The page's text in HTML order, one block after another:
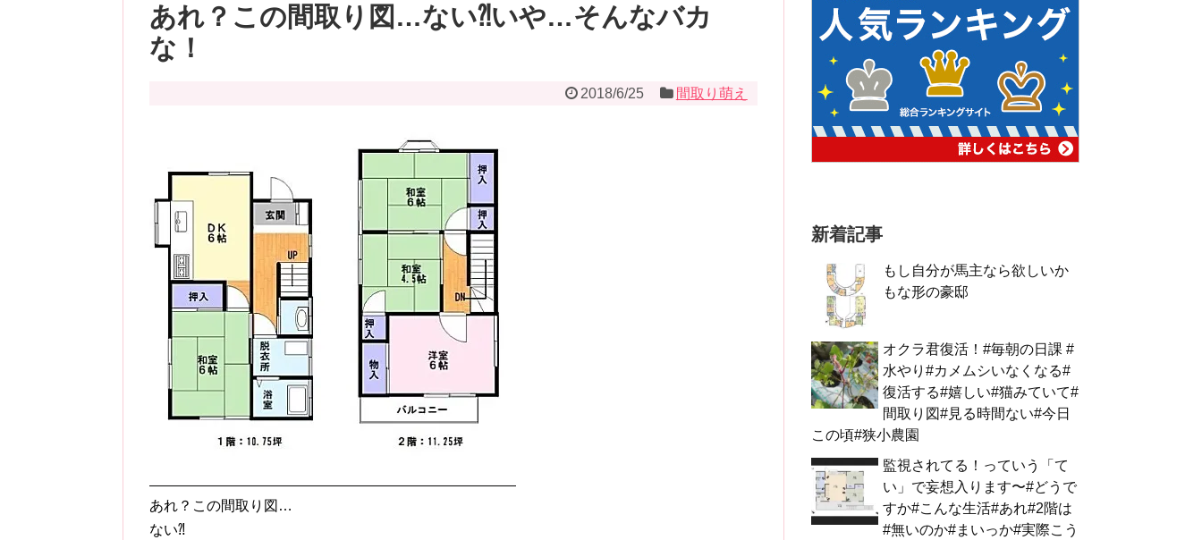
あれ？この間取り図…ない⁈いや…そんなバカ
な！
2018/6/25 間取り萌え
あれ？この間取り図…
ない⁈
新着記事
もし自分が馬主なら欲しいか
もな形の豪邸
オクラ君復活！#毎朝の日課 #
水やり#カメムシいなくなる#
復活する#嬉しい#猫みていて#
間取り図#見る時間ない#今日
この頃#狭小農園
監視されてる！っていう「て
い」で妄想入ります〜#どうで
すか#こんな生活#あれ#2階は
#無いのか#まいっか#実際こう